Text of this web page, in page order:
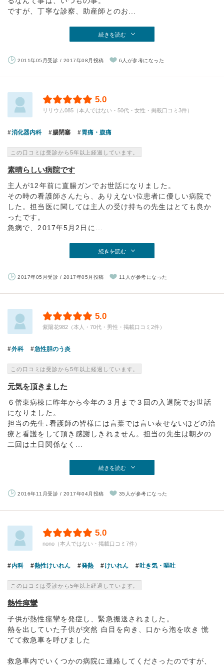
ですが、丁寧な診察、助産師とのお...
続きを読む
2011年05月受診 / 2017年08月投稿 6人が参考になった
5.0
リリウム085（本人ではない・50代・女性・掲載口コミ3件）
消化器内科 腸閉塞 胃痛・腹痛
この口コミは受診から5年以上経過しています。
素晴らしい病院です
主人が12年前に直腸ガンでお世話になりました。
その時の看護師さんたら、ありえない位患者に優しい病院で
した。担当医に関しては主人の受け持ちの先生はとても良か
ったです。
急病で、2017年5月2日に...
続きを読む
2017年05月受診 / 2017年05月投稿 11人が参考になった
5.0
紫陽花982（本人・70代・男性・掲載口コミ2件）
外科 急性胆のう炎
この口コミは受診から5年以上経過しています。
元気を頂きました
６偕東病棟に昨年から今年の３月まで３回の入退院でお世話
になりました。
担当の先生､看護師の皆様には言葉では言い表せないほどの治
療と看護をして頂き感謝しきれません。担当の先生は朝夕の
二回は土日関係なく...
続きを読む
2016年11月受診 / 2017年04月投稿 35人が参考になった
5.0
nono（本人ではない・掲載口コミ7件）
内科 熱性けいれん 発熱 けいれん 吐き気・嘔吐
この口コミは受診から5年以上経過しています。
熱性痙攣
子供が熱性痙攣を発症し、緊急搬送されました。
熱を出していた子供が突然 白目を向き、口から泡を吹き 慌
てて救急車を呼びました
救急車内でいくつかの病院に連絡してくださったのですが、